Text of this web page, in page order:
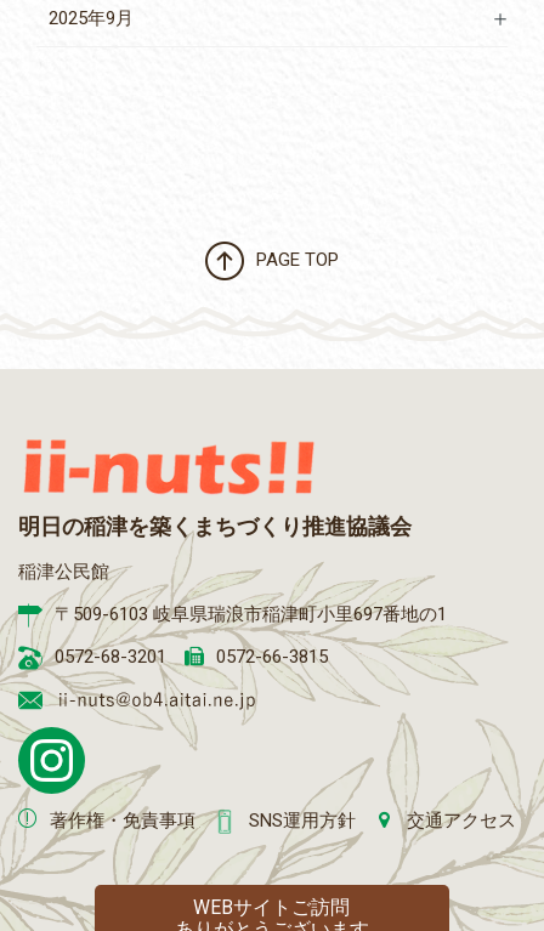
2025年9月
PAGE TOP
明日の稲津を築くまちづくり推進協議会
稲津公民館
〒509-6103 岐阜県瑞浪市稲津町小里697番地の1
0572-68-3201
0572-66-3815
著作権・免責事項 SNS運用方針 交通アクセス
WEBサイトご訪問